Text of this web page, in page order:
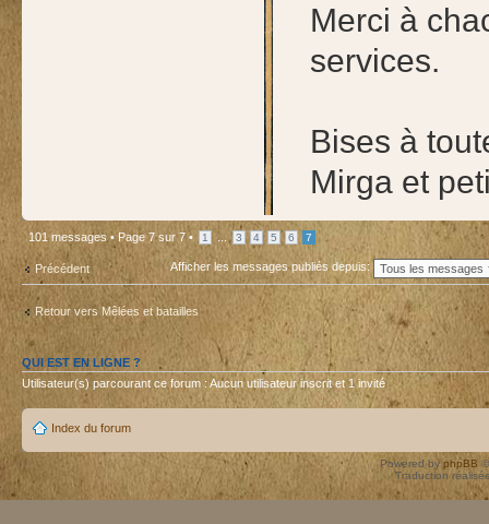
Merci à
services.
Bises à
Mirga et
101 messages • Page 7sur 7 • 1 ... 3 4 5 6 7
Précédent Afficher les messages publiés depuis:
Retour vers Mêlées et batailles
QUI EST EN LIGNE ?
Utilisateur(s) parcourant ce forum : Aucun utilisateur inscrit et 1 invité
Index du forum
Powered by phpBB
Traduction